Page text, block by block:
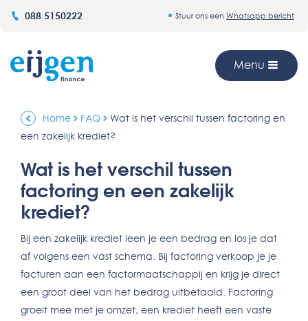
088 5150222 Stuur ons een Whatsapp bericht
Menu
Home FAQ
Wat is het verschil tussen factoring en
een zakelijk krediet?
Wat is het verschil tussen
factoring en een zakelijk
krediet?
Bij een zakelijk krediet leen je een bedrag en los je dat
af volgens een vast schema. Bij factoring verkoop je je
facturen aan een factormaatschappij en krijg je direct
een groot deel van het bedrag uitbetaald. Factoring
groeit mee met je omzet, een krediet heeft een vaste